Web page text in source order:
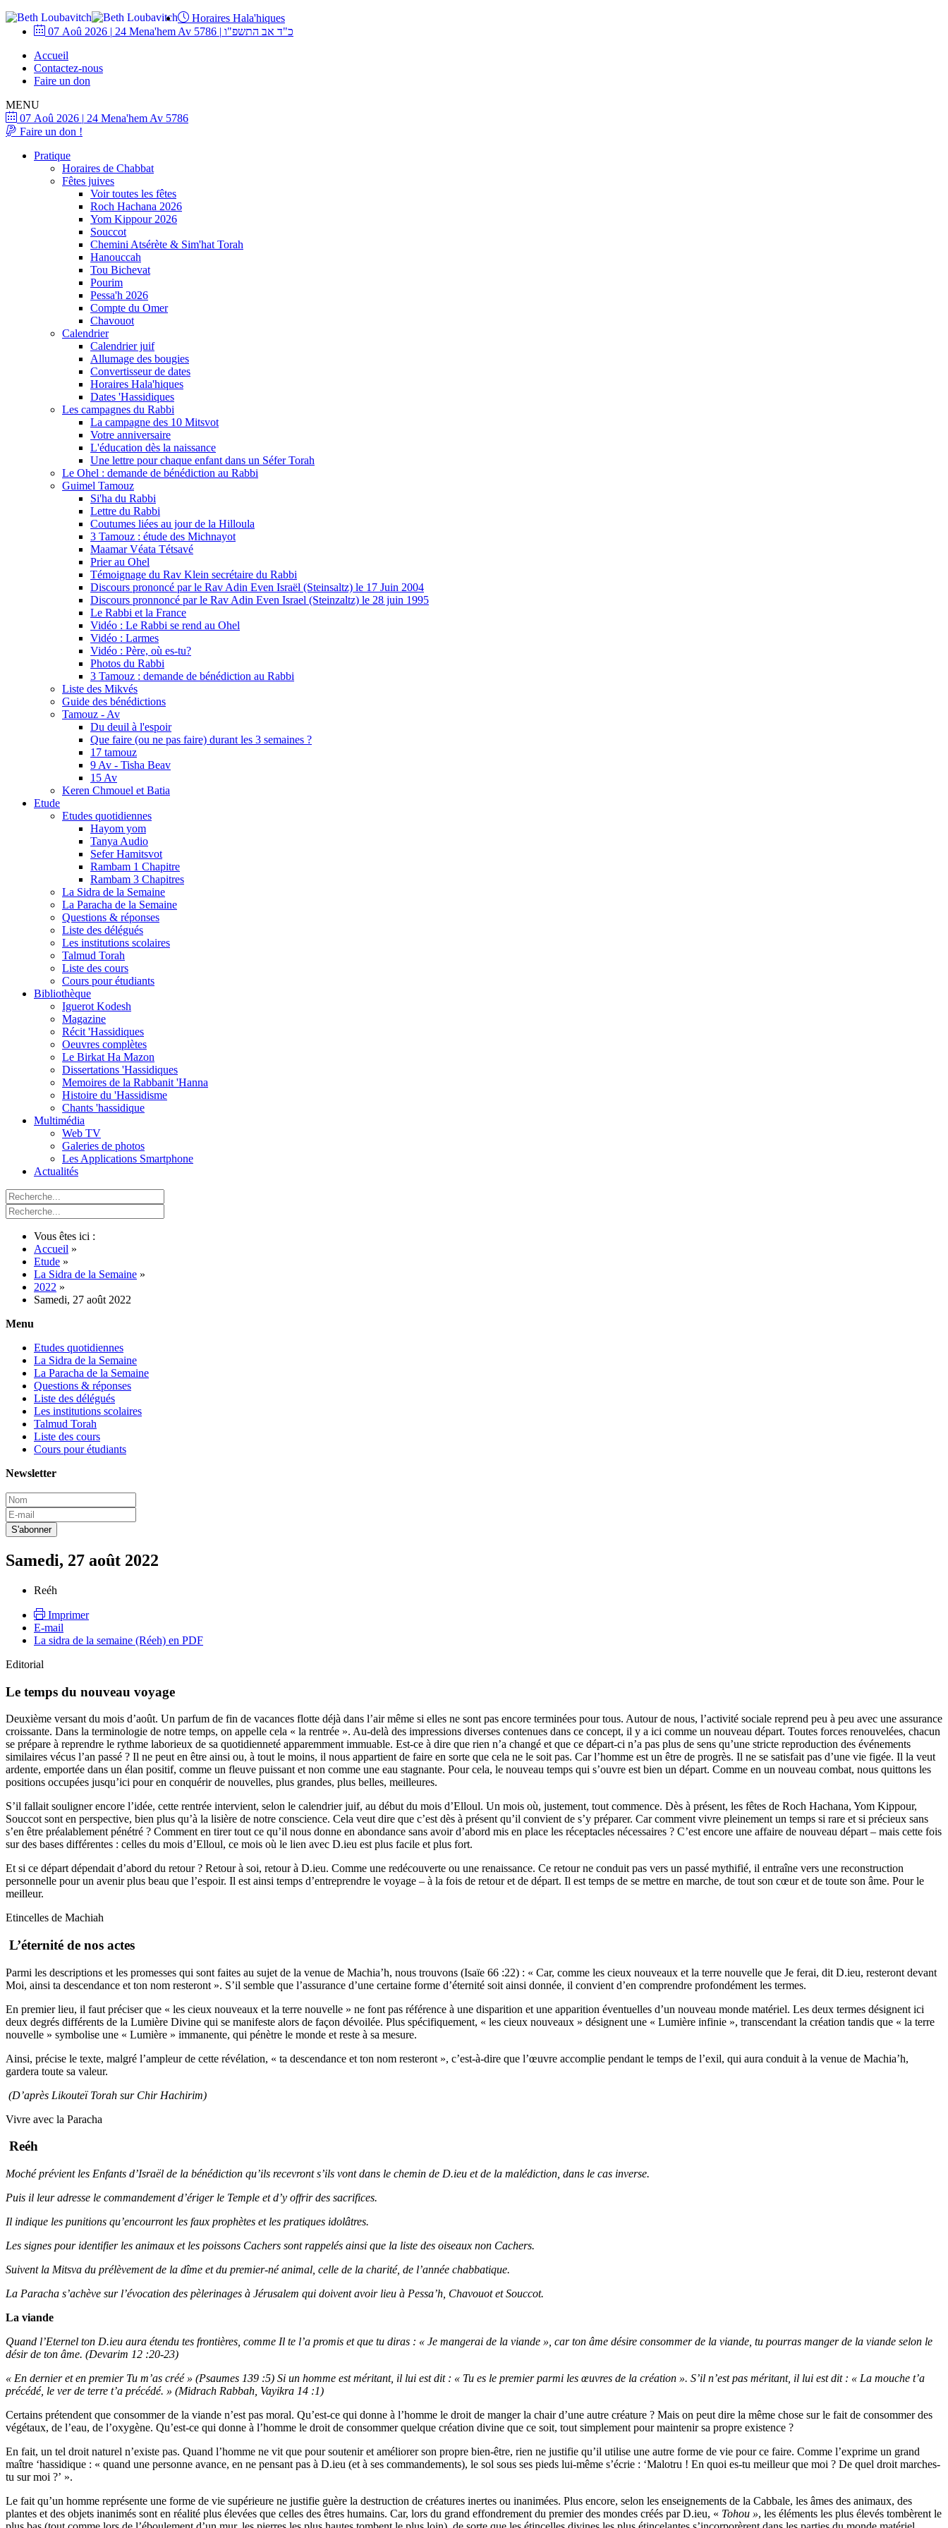
Horaires Hala'hiques
07 Aoû 2026 | 24 Mena'hem Av 5786 | כ"ד אב התשפ"ו
Accueil
Contactez-nous
Faire un don
MENU
07 Aoû 2026 | 24 Mena'hem Av 5786
Faire un don !
Pratique
Horaires de Chabbat
Fêtes juives
Voir toutes les fêtes
Roch Hachana 2026
Yom Kippour 2026
Souccot
Chemini Atsérète & Sim'hat Torah
Hanouccah
Tou Bichevat
Pourim
Pessa'h 2026
Compte du Omer
Chavouot
Calendrier
Calendrier juif
Allumage des bougies
Convertisseur de dates
Horaires Hala'hiques
Dates 'Hassidiques
Les campagnes du Rabbi
La campagne des 10 Mitsvot
Votre anniversaire
L'éducation dès la naissance
Une lettre pour chaque enfant dans un Séfer Torah
Le Ohel : demande de bénédiction au Rabbi
Guimel Tamouz
Si'ha du Rabbi
Lettre du Rabbi
Coutumes liées au jour de la Hilloula
3 Tamouz : étude des Michnayot
Maamar Véata Tétsavé
Prier au Ohel
Témoignage du Rav Klein secrétaire du Rabbi
Discours prononcé par le Rav Adin Even Israël (Steinsaltz) le 17 Juin 2004
Discours pronnoncé par le Rav Adin Even Israel (Steinzaltz) le 28 juin 1995
Le Rabbi et la France
Vidéo : Le Rabbi se rend au Ohel
Vidéo : Larmes
Vidéo : Père, où es-tu?
Photos du Rabbi
3 Tamouz : demande de bénédiction au Rabbi
Liste des Mikvés
Guide des bénédictions
Tamouz - Av
Du deuil à l'espoir
Que faire (ou ne pas faire) durant les 3 semaines ?
17 tamouz
9 Av - Tisha Beav
15 Av
Keren Chmouel et Batia
Etude
Etudes quotidiennes
Hayom yom
Tanya Audio
Sefer Hamitsvot
Rambam 1 Chapitre
Rambam 3 Chapitres
La Sidra de la Semaine
La Paracha de la Semaine
Questions & réponses
Liste des délégués
Les institutions scolaires
Talmud Torah
Liste des cours
Cours pour étudiants
Bibliothèque
Iguerot Kodesh
Magazine
Récit 'Hassidiques
Oeuvres complètes
Le Birkat Ha Mazon
Dissertations 'Hassidiques
Memoires de la Rabbanit 'Hanna
Histoire du 'Hassidisme
Chants 'hassidique
Multimédia
Web TV
Galeries de photos
Les Applications Smartphone
Actualités
Vous êtes ici :
Accueil »
Etude »
La Sidra de la Semaine »
2022 »
Samedi, 27 août 2022
Menu
Etudes quotidiennes
La Sidra de la Semaine
La Paracha de la Semaine
Questions & réponses
Liste des délégués
Les institutions scolaires
Talmud Torah
Liste des cours
Cours pour étudiants
Newsletter
Samedi, 27 août 2022
Reéh
Imprimer
E-mail
La sidra de la semaine (Réeh) en PDF
Editorial
Le temps du nouveau voyage
Deuxième versant du mois d’août. Un parfum de fin de vacances flotte déjà dans l’air même si elles ne sont pas encore terminées pour tous. Autour de nous, l’activité sociale reprend peu à peu avec une assurance
croissante. Dans la terminologie de notre temps, on appelle cela « la rentrée ». Au-delà des impressions diverses contenues dans ce concept, il y a ici comme un nouveau départ. Toutes forces renouvelées, chacun
se prépare à reprendre le rythme laborieux de sa quotidienneté apparemment immuable. Est-ce à dire que rien n’a changé et que ce départ-ci n’a pas plus de sens qu’une stricte reproduction des événements
similaires vécus l’an passé ? Il ne peut en être ainsi ou, à tout le moins, il nous appartient de faire en sorte que cela ne le soit pas. Car l’homme est un être de progrès. Il ne se satisfait pas d’une vie figée. Il la veut
ardente, emportée dans un élan positif, comme un fleuve puissant et non comme une eau stagnante. Pour cela, le nouveau temps qui s’ouvre est bien un départ. Comme en un nouveau combat, nous quittons les
positions occupées jusqu’ici pour en conquérir de nouvelles, plus grandes, plus belles, meilleures.
S’il fallait souligner encore l’idée, cette rentrée intervient, selon le calendrier juif, au début du mois d’Elloul. Un mois où, justement, tout commence. Dès à présent, les fêtes de Roch Hachana, Yom Kippour,
Souccot sont en perspective, bien plus qu’à la lisière de notre conscience. Cela veut dire que c’est dès à présent qu’il convient de s’y préparer. Car comment vivre pleinement un temps si rare et si précieux sans
s’en être préalablement pénétré ? Comment en tirer tout ce qu’il nous donne en abondance sans avoir d’abord mis en place les réceptacles nécessaires ? C’est encore une affaire de nouveau départ – mais cette fois
sur des bases différentes : celles du mois d’Elloul, ce mois où le lien avec D.ieu est plus facile et plus fort.
Et si ce départ dépendait d’abord du retour ? Retour à soi, retour à D.ieu. Comme une redécouverte ou une renaissance. Ce retour ne conduit pas vers un passé mythifié, il entraîne vers une reconstruction
personnelle pour un avenir plus beau que l’espoir. Il est ainsi temps d’entreprendre le voyage – à la fois de retour et de départ. Il est temps de se mettre en marche, de tout son cœur et de toute son âme. Pour le
meilleur.
Etincelles de Machiah
L’éternité de nos actes
Parmi les descriptions et les promesses qui sont faites au sujet de la venue de Machia’h, nous trouvons (Isaïe 66 :22) : « Car, comme les cieux nouveaux et la terre nouvelle que Je ferai, dit D.ieu, resteront devant
Moi, ainsi ta descendance et ton nom resteront ». S’il semble que l’assurance d’une certaine forme d’éternité soit ainsi donnée, il convient d’en comprendre profondément les termes.
En premier lieu, il faut préciser que « les cieux nouveaux et la terre nouvelle » ne font pas référence à une disparition et une apparition éventuelles d’un nouveau monde matériel. Les deux termes désignent ici
deux degrés différents de la Lumière Divine qui se manifeste alors de façon dévoilée. Plus spécifiquement, « les cieux nouveaux » désignent une « Lumière infinie », transcendant la création tandis que « la terre
nouvelle » symbolise une « Lumière » immanente, qui pénètre le monde et reste à sa mesure.
Ainsi, précise le texte, malgré l’ampleur de cette révélation, « ta descendance et ton nom resteront », c’est-à-dire que l’œuvre accomplie pendant le temps de l’exil, qui aura conduit à la venue de Machia’h,
gardera toute sa valeur.
(D’après Likouteï Torah sur Chir Hachirim)
Vivre avec la Paracha
Reéh
Moché prévient les Enfants d’Israël de la bénédiction qu’ils recevront s’ils vont dans le chemin de D.ieu et de la malédiction, dans le cas inverse.
Puis il leur adresse le commandement d’ériger le Temple et d’y offrir des sacrifices.
Il indique les punitions qu’encourront les faux prophètes et les pratiques idolâtres.
Les signes pour identifier les animaux et les poissons Cachers sont rappelés ainsi que la liste des oiseaux non Cachers.
Suivent la Mitsva du prélèvement de la dîme et du premier-né animal, celle de la charité, de l’année chabbatique.
La Paracha s’achève sur l’évocation des pèlerinages à Jérusalem qui doivent avoir lieu à Pessa’h, Chavouot et Souccot.
La viande
Quand l’Eternel ton D.ieu aura étendu tes frontières, comme Il te l’a promis et que tu diras : « Je mangerai de la viande », car ton âme désire consommer de la viande, tu pourras manger de la viande selon le
désir de ton âme. (Devarim 12 :20-23)
« En dernier et en premier Tu m’as créé » (Psaumes 139 :5) Si un homme est méritant, il lui est dit : « Tu es le premier parmi les œuvres de la création ». S’il n’est pas méritant, il lui est dit : « La mouche t’a
précédé, le ver de terre t’a précédé. » (Midrach Rabbah, Vayikra 14 :1)
Certains prétendent que consommer de la viande n’est pas moral. Qu’est-ce qui donne à l’homme le droit de manger la chair d’une autre créature ? Mais on peut dire la même chose sur le fait de consommer des
végétaux, de l’eau, de l’oxygène. Qu’est-ce qui donne à l’homme le droit de consommer quelque création divine que ce soit, tout simplement pour maintenir sa propre existence ?
En fait, un tel droit naturel n’existe pas. Quand l’homme ne vit que pour soutenir et améliorer son propre bien-être, rien ne justifie qu’il utilise une autre forme de vie pour ce faire. Comme l’exprime un grand
maître ‘hassidique : « quand une personne avance, en ne pensant pas à D.ieu (et à ses commandements), le sol sous ses pieds lui-même s’écrie : ‘Malotru ! En quoi es-tu meilleur que moi ? De quel droit marches-
tu sur moi ?’ ».
Le fait qu’un homme représente une forme de vie supérieure ne justifie guère la destruction de créatures inertes ou inanimées. Plus encore, selon les enseignements de la Cabbale, les âmes des animaux, des
plantes et des objets inanimés sont en réalité plus élevées que celles des êtres humains. Car, lors du grand effondrement du premier des mondes créés par D.ieu, « Tohou », les éléments les plus élevés tombèrent le